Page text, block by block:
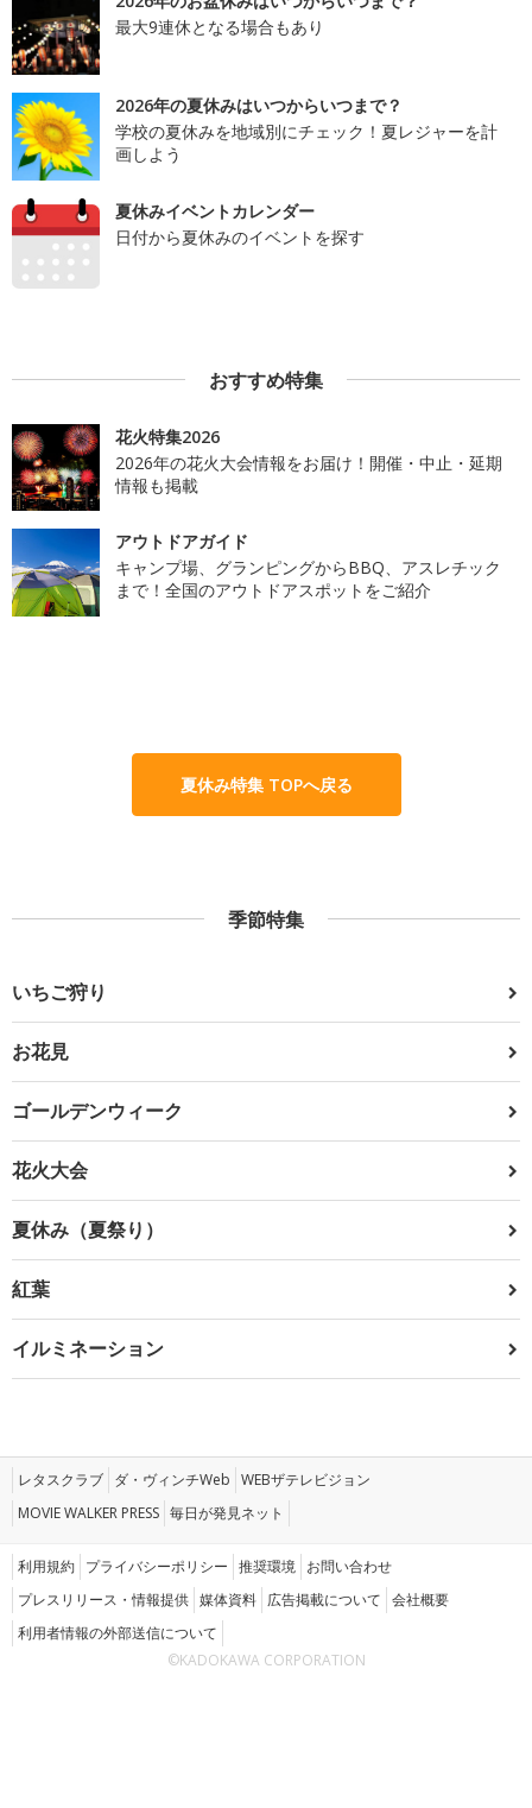
最大9連休となる場合もあり
2026年の夏休みはいつからいつまで？
学校の夏休みを地域別にチェック！夏レジャーを計
画しよう
夏休みイベントカレンダー
日付から夏休みのイベントを探す
おすすめ特集
花火特集2026
2026年の花火大会情報をお届け！開催・中止・延期
情報も掲載
アウトドアガイド
キャンプ場、グランピングからBBQ、アスレチック
まで！全国のアウトドアスポットをご紹介
夏休み特集 TOPへ戻る
季節特集
いちご狩り
お花見
ゴールデンウィーク
花火大会
夏休み（夏祭り）
紅葉
イルミネーション
レタスクラブ ダ・ヴィンチWeb WEBザテレビジョン
MOVIE WALKER PRESS 毎日が発見ネット
利用規約 プライバシーポリシー 推奨環境 お問い合わせ
プレスリリース・情報提供 媒体資料 広告掲載について 会社概要
利用者情報の外部送信について
©KADOKAWA CORPORATION